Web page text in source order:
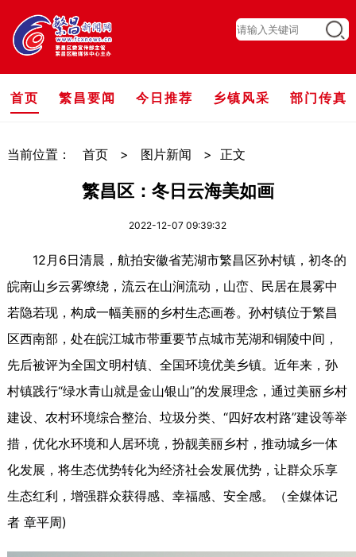
首页 繁昌要闻 今日推荐 乡镇风采 部门传真
当前位置： 首页 > 图片新闻 > 正文
繁昌区：冬日云海美如画
2022-12-07 09:39:32
12月6日清晨，航拍安徽省芜湖市繁昌区孙村镇，初冬的
皖南山乡云雾缭绕，流云在山涧流动，山峦、民居在晨雾中
若隐若现，构成一幅美丽的乡村生态画卷。孙村镇位于繁昌
区西南部，处在皖江城市带重要节点城市芜湖和铜陵中间，
先后被评为全国文明村镇、全国环境优美乡镇。近年来，孙
村镇践行“绿水青山就是金山银山”的发展理念，通过美丽乡村
建设、农村环境综合整治、垃圾分类、“四好农村路”建设等举
措，优化水环境和人居环境，扮靓美丽乡村，推动城乡一体
化发展，将生态优势转化为经济社会发展优势，让群众乐享
生态红利，增强群众获得感、幸福感、安全感。（全媒体记
者 章平周 )